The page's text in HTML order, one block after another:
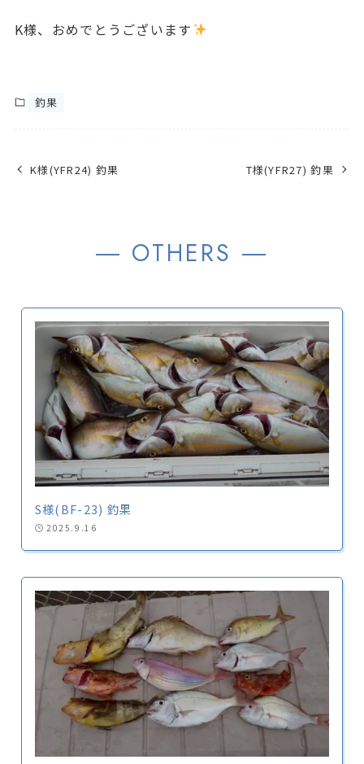
K様、おめでとうございます
釣果
K様(YFR24) 釣果 T様(YFR27) 釣果
― OTHERS ―
S様(BF-23) 釣果
2025.9.16